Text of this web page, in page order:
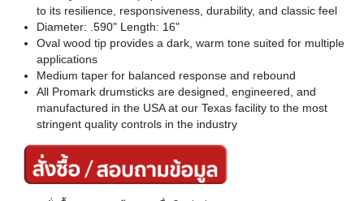
to its resilience, responsiveness, durability, and classic feel
Diameter: .590" Length: 16"
Oval wood tip provides a dark, warm tone suited for multiple
applications
Medium taper for balanced response and rebound
All Promark drumsticks are designed, engineered, and
manufactured in the USA at our Texas facility to the most
stringent quality controls in the industry